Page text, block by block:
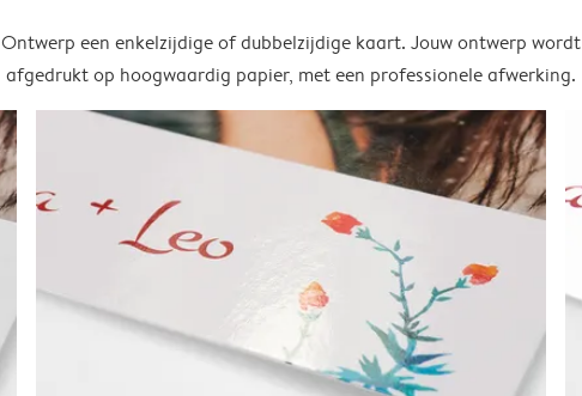
Ontwerp een enkelzijdige of dubbelzijdige kaart. Jouw ontwerp wordt
afgedrukt op hoogwaardig papier, met een professionele afwerking.